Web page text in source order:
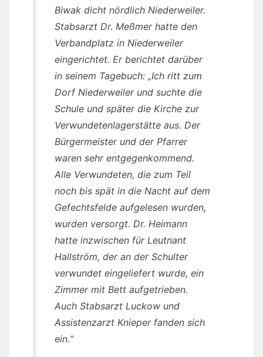
Biwak dicht nördlich Niederweiler.
Stabsarzt Dr. Meßmer hatte den
Verbandplatz in Niederweiler
eingerichtet. Er berichtet darüber
in seinem Tagebuch: „Ich ritt zum
Dorf Niederweiler und suchte die
Schule und später die Kirche zur
Verwundetenlagerstätte aus. Der
Bürgermeister und der Pfarrer
waren sehr entgegenkommend.
Alle Verwundeten, die zum Teil
noch bis spät in die Nacht auf dem
Gefechtsfelde aufgelesen wurden,
wurden versorgt. Dr. Heimann
hatte inzwischen für Leutnant
Hallström, der an der Schulter
verwundet eingeliefert wurde, ein
Zimmer mit Bett aufgetrieben.
Auch Stabsarzt Luckow und
Assistenzarzt Knieper fanden sich
ein.“